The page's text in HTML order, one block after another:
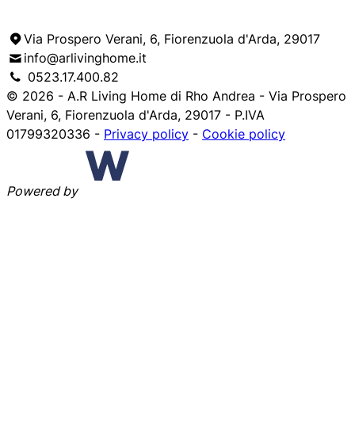
Via Prospero Verani, 6, Fiorenzuola d'Arda, 29017
info@arlivinghome.it
0523.17.400.82
© 2026 - A.R Living Home di Rho Andrea - Via Prospero
Verani, 6, Fiorenzuola d'Arda, 29017 - P.IVA
01799320336 - Privacy policy - Cookie policy
Powered by